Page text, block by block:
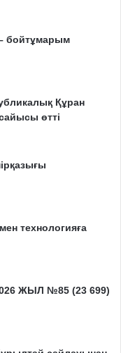
бойтұмарым
Құран
өтті
технологияға
ЖЫЛ №85 (23 699)